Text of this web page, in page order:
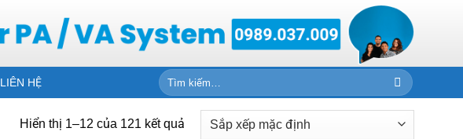
LIÊN HỆ
Tìm
kiếm:
Hiển thị 1–12 của 121 kết quả